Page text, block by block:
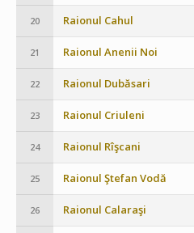
20 Raionul Cahul
21 Raionul Anenii Noi
22 Raionul Dubăsari
23 Raionul Criuleni
24 Raionul Rîşcani
25 Raionul Ştefan Vodă
26 Raionul Calaraşi